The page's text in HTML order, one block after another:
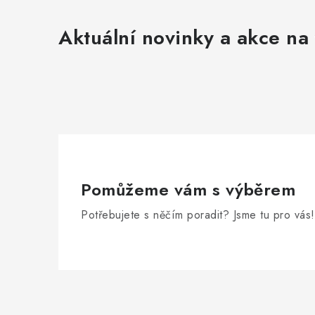
Aktuální novinky a akce na
Pomůžeme vám s výběrem
Potřebujete s něčím poradit? Jsme tu pro vás!